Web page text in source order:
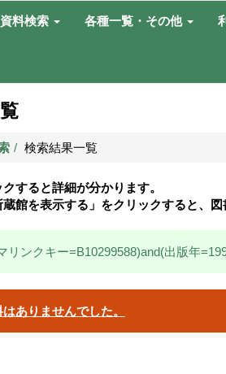
資料検索 各種一覧・その他
検索結果一覧
すると詳細が分かります。
館を表示する」をクリックすると、
リンクキー=B10299588)and(出版年
ありませんでした。